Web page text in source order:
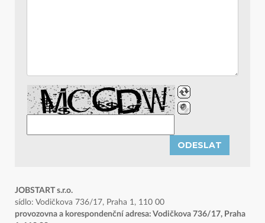
ODESLAT
JOBSTART s.r.o.
sídlo: Vodičkova 736/17, Praha 1, 110 00
provozovna a korespondenční adresa: Vodičkova 736/17, Praha